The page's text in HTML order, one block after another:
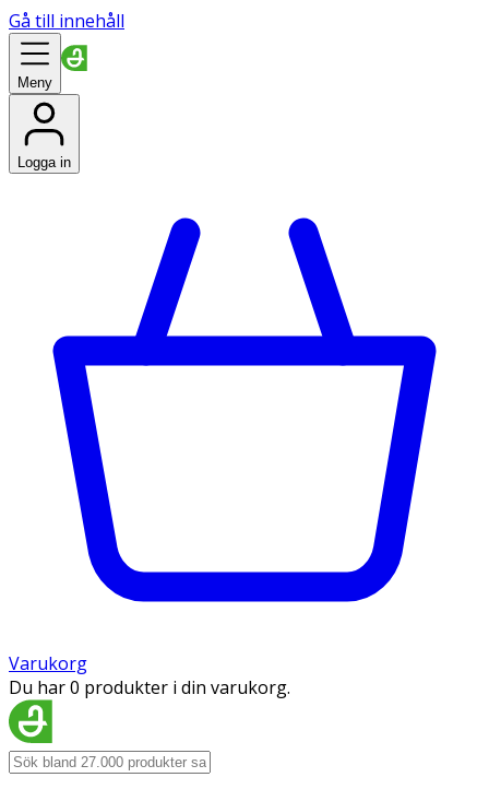
Gå till innehåll
Meny
Logga in
Varukorg
Du har 0 produkter i din varukorg.